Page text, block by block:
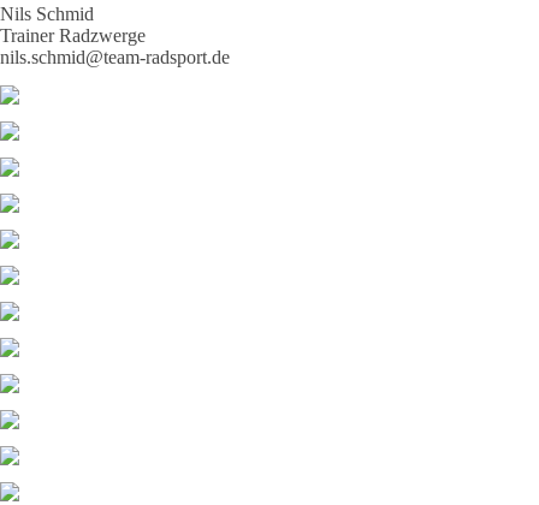
Nils Schmid
Trainer Radzwerge
nils.schmid@team-radsport.de